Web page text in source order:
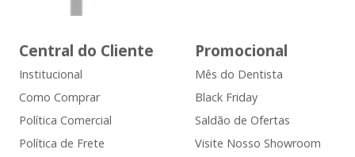
Central do Cliente
Institucional
Como Comprar
Política Comercial
Política de Frete
Promocional
Mês do Dentista
Black Friday
Saldão de Ofertas
Visite Nosso Showroom